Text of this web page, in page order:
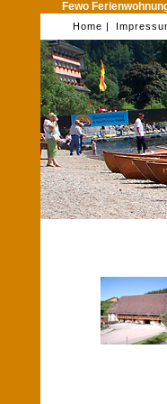
Fewo
Home |